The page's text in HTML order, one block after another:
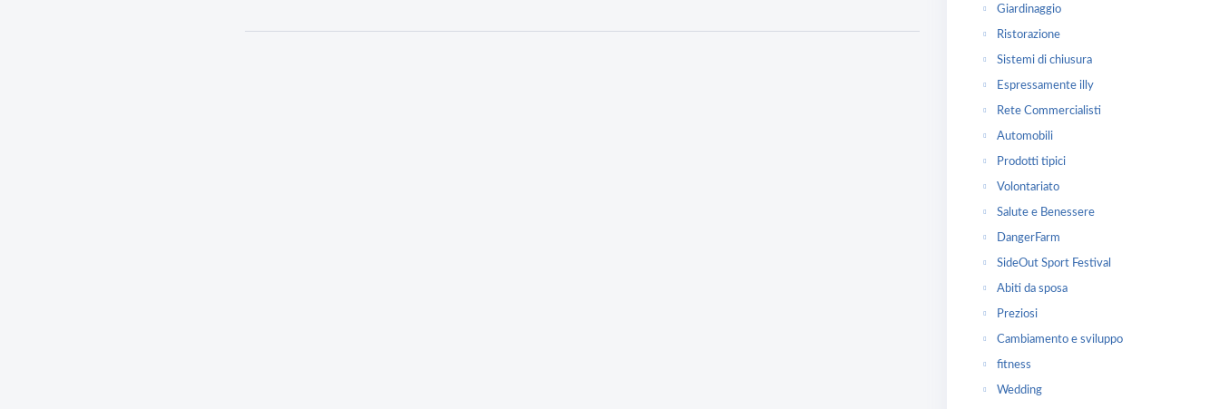
Giardinaggio
Ristorazione
Sistemi di chiusura
Espressamente illy
Rete Commercialisti
Automobili
Prodotti tipici
Volontariato
Salute e Benessere
DangerFarm
SideOut Sport Festival
Abiti da sposa
Preziosi
Cambiamento e sviluppo
fitness
Wedding